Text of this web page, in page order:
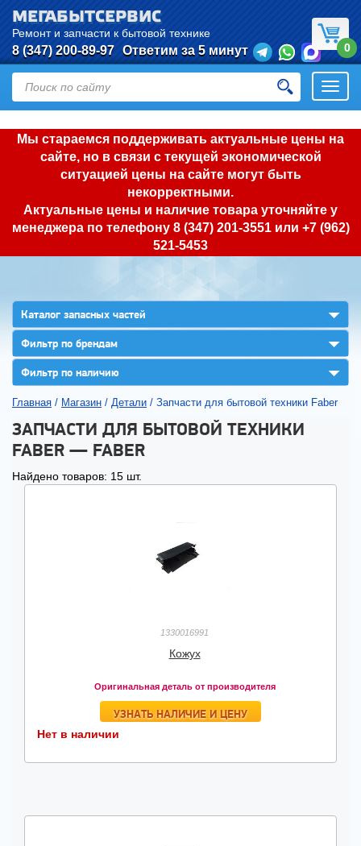
Мы стараемся поддерживать актуальные цены на
сайте, но в связи с текущей экономической
ситуацией цены на сайте могут быть
некорректными.
Актуальные цены и наличие товара уточняйте у
менеджера по телефону 8 (347) 201-3551или +7 (962)
521-5453
МЕГАБЫТСЕРВИС
Ремонт и запчасти к бытовой технике
8 (347) 200-89-97 Ответим за 5 минут 0
Каталог запасных частей ▼
Фильтр по брендам ▼
Фильтр по наличию ▼
Главная / Магазин / Детали / Запчасти для бытовой техники Faber
ЗАПЧАСТИ ДЛЯ БЫТОВОЙ ТЕХНИКИ
FABER — FABER
Найдено товаров: 15 шт.
1330016991
Кожух
Оригинальная деталь от производителя
УЗНАТЬ НАЛИЧИЕ И ЦЕНУ
Нет в наличии